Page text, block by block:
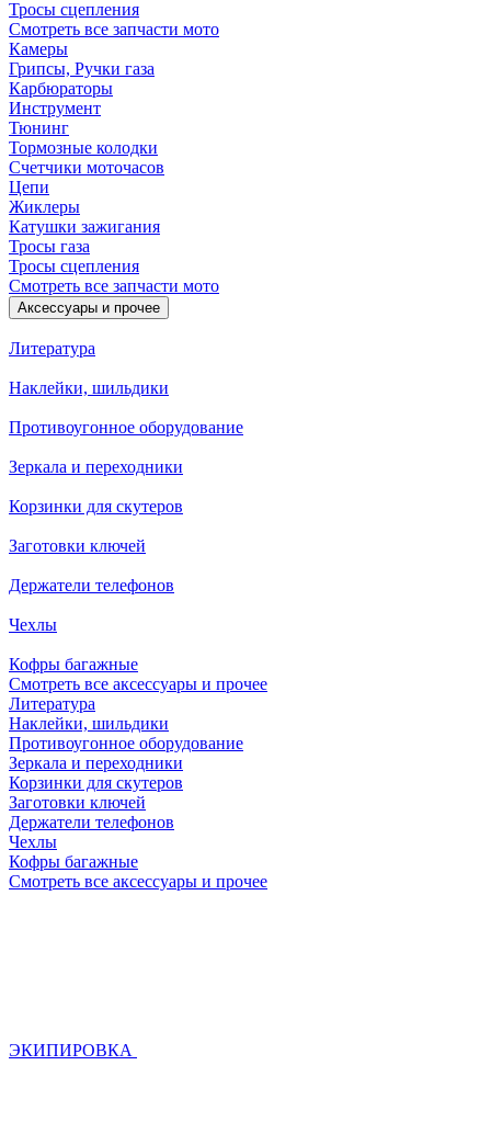
Тросы сцепления
Смотреть все запчасти мото
Камеры
Грипсы, Ручки газа
Карбюраторы
Инструмент
Тюнинг
Тормозные колодки
Счетчики моточасов
Цепи
Жиклеры
Катушки зажигания
Тросы газа
Тросы сцепления
Смотреть все запчасти мото
Аксессуары и прочее
Литература
Наклейки, шильдики
Противоугонное оборудование
Зеркала и переходники
Корзинки для скутеров
Заготовки ключей
Держатели телефонов
Чехлы
Кофры багажные
Смотреть все аксессуары и прочее
Литература
Наклейки, шильдики
Противоугонное оборудование
Зеркала и переходники
Корзинки для скутеров
Заготовки ключей
Держатели телефонов
Чехлы
Кофры багажные
Смотреть все аксессуары и прочее
ЭКИПИРОВКА